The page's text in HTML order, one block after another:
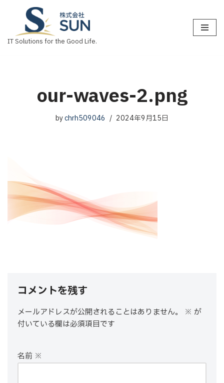
ン
IT Solutions for the Good Life.
our-waves-2.png
bychrh509046 2024年9月15日
コメントを残す
メールアドレスが公開されることはありません。 ※ が
付いている欄は必須項目です
名前 ※